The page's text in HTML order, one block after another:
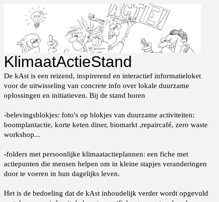
KlimaatActieStand
De kAst is een reizend, inspirerend en interactief informatieloket
voor de uitwisseling van concrete info over lokale duurzame
oplossingen en initiatieven. Bij de stand horen
-belevingsblokjes: foto's op blokjes van duurzame activiteiten:
boomplantactie, korte keten diner, biomarkt ,repaircafé, zero waste
workshop...
-folders met persoonlijke klimaatactieplannen: een fiche met
actiepunten die mensen helpen om in kleine stapjes veranderingen
door te voeren in hun dagelijks leven.
Het is de bedoeling dat de kAst inhoudelijk verder wordt opgevuld